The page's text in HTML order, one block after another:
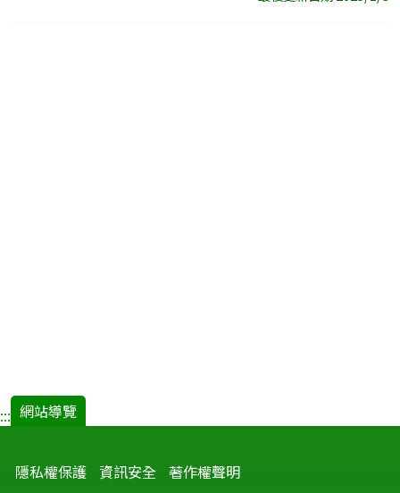
::: 網站導覽
隱私權保護 資訊安全 著作權聲明